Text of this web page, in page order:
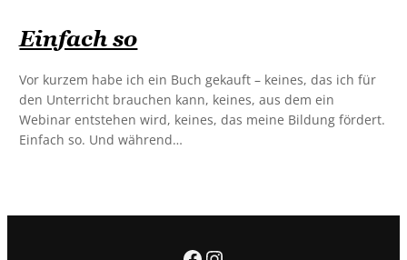
Einfach so
Vor kurzem habe ich ein Buch gekauft – keines, das ich für
den Unterricht brauchen kann, keines, aus dem ein
Webinar entstehen wird, keines, das meine Bildung fördert.
Einfach so. Und während…